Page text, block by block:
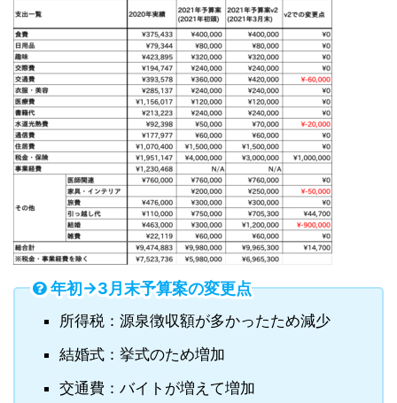
年初→3月末予算案の変更点
所得税：源泉徴収額が多かったため減少
結婚式：挙式のため増加
交通費：バイトが増えて増加